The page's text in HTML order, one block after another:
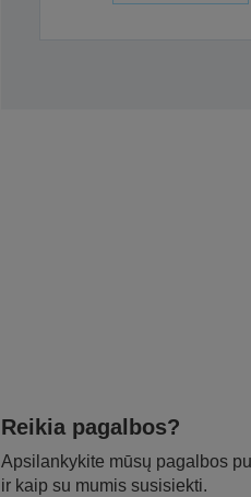
Reikia pagalbos?
Apsilankykite mūsų pagalbos
ir kaip su mumis susisiekti.